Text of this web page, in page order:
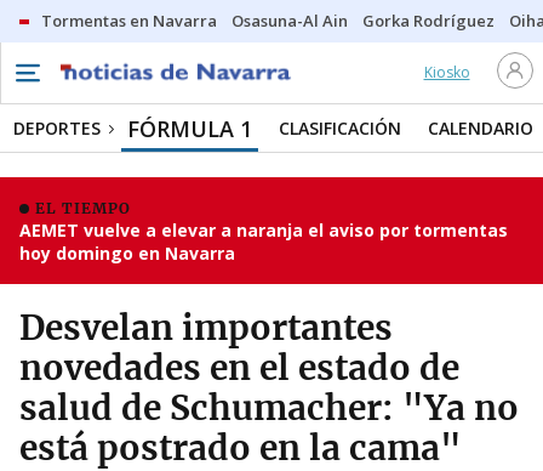
Tormentas en Navarra Osasuna-Al Ain Gorka Rodríguez
Kiosko
DEPORTES FÓRMULA 1 CLASIFICACIÓN CALENDARIO
EL TIEMPO
AEMET vuelve a elevar a naranja el aviso por tormentas
hoy domingo en Navarra
Desvelan importantes
novedades en el estado de
salud de Schumacher: "Ya no
está postrado en la cama"